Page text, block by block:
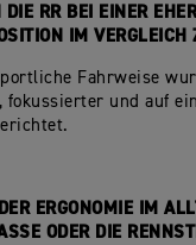
RR BEI EINER
IM VERGLEICH
Fahrweise
und auf
ERGONOMIE IM
ODER DIE